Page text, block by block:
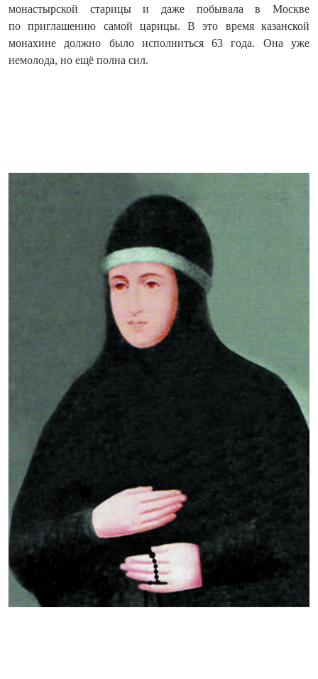
монастырской старицы и даже побывала в Москве
по приглашению самой царицы. В это время казанской
монахине должно было исполниться 63 года. Она уже
немолода, но ещё полна сил.